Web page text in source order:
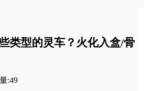
类型的灵车？火化入盒/骨
:49